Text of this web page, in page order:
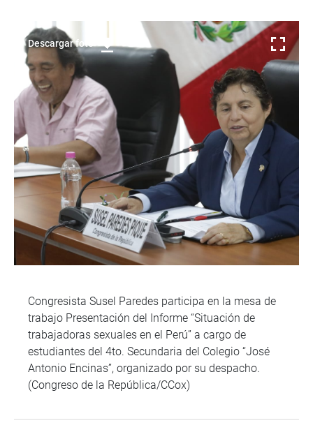
Descargar foto
Congresista Susel Paredes participa en la mesa de
trabajo Presentación del Informe “Situación de
trabajadoras sexuales en el Perú” a cargo de
estudiantes del 4to. Secundaria del Colegio “José
Antonio Encinas”, organizado por su despacho.
(Congreso de la República/CCox)